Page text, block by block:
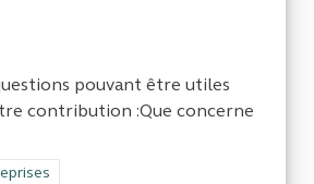
pouvant être utiles
contribution :Que concerne
de la catégorie : Économie & entreprises